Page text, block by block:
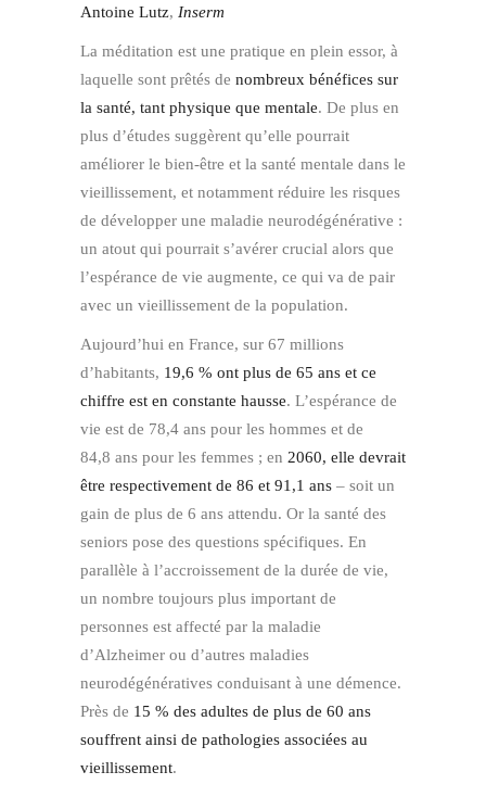
Antoine Lutz, Inserm
La méditation est une pratique en plein essor, à
laquelle sont prêtés de nombreux bénéfices sur
la santé, tant physique que mentale. De plus en
plus d’études suggèrent qu’elle pourrait
améliorer le bien-être et la santé mentale dans le
vieillissement, et notamment réduire les risques
de développer une maladie neurodégénérative :
un atout qui pourrait s’avérer crucial alors que
l’espérance de vie augmente, ce qui va de pair
avec un vieillissement de la population.
Aujourd’hui en France, sur 67 millions
d’habitants, 19,6 % ont plus de 65 ans et ce
chiffre est en constante hausse. L’espérance de
vie est de 78,4 ans pour les hommes et de
84,8 ans pour les femmes ; en 2060, elle devrait
être respectivement de 86 et 91,1 ans – soit un
gain de plus de 6 ans attendu. Or la santé des
seniors pose des questions spécifiques. En
parallèle à l’accroissement de la durée de vie,
un nombre toujours plus important de
personnes est affecté par la maladie
d’Alzheimer ou d’autres maladies
neurodégénératives conduisant à une démence.
Près de 15 % des adultes de plus de 60 ans
souffrent ainsi de pathologies associées au
vieillissement.